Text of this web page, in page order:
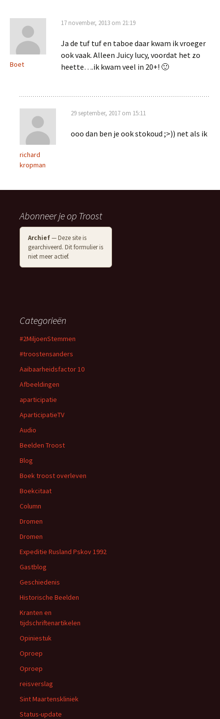
Boet
17 november, 2013 om 21:19
Ja de tuf tuf en taboe daar kwam ik vroeger
ook vaak. Alleen Juicy lucy, voordat het zo
heette….ik kwam veel in 20+! 🙂
richard
kropman
29 september, 2017 om 15:11
ooo dan ben je ook stokoud ;>)) net als ik
Abonneer je op Troost
Archief— Deze site is
gearchiveerd. Dit formulier is
niet meer actief.
Categorieën
#2MiljoenStemmen
#troostensanders
Aaibaarheidsfactor 10
Afbeeldingen
aparticipatie
AparticipatieTV
Audio
Beelden Troost
Blog
Boek troost overleven
Boekcitaat
Column
Dromen
Dromen
Expeditie Rusland Pskov 1992
Gastblog
Geschiedenis
Historische Beelden
Kranten en
tijdschriftenartikelen
Opiniestuk
Oproep
Oproep
reisverslag
Sint Maartenskliniek
Status-update